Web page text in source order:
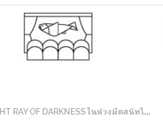
RAY OF DARKNESS ในห้วงมืดสนิทไม่มิดแสง